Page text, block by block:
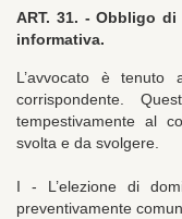
ART. 31. - Obbligo di
informativa.
L’avvocato è tenuto
corrispondente.
tempestivamente al
svolta e da svolgere.
I - L’elezione di
preventivamente